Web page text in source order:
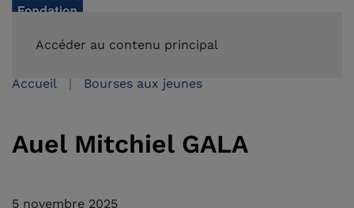
Accéder au contenu principal
Accueil Bourses aux jeunes
Auel Mitchiel GALA
5 novembre 2025